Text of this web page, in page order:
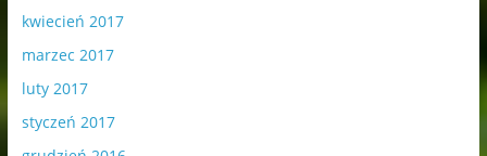
kwiecień 2017
marzec 2017
luty 2017
styczeń 2017